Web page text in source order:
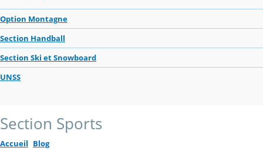
Option Montagne
Section Handball
Section Ski et Snowboard
UNSS
Section Sports
Accueil Blog